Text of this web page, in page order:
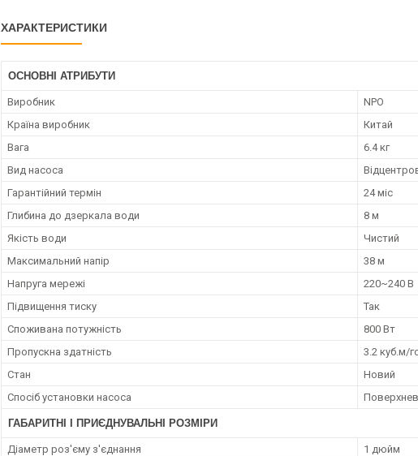
ХАРАКТЕРИСТИКИ
ОСНОВНІ АТРИБУТИ
Виробник
NPO
Країна виробник
Китай
Вага
6.4 кг
Вид насоса
Гарантійний термін
24 міс
Глибина до дзеркала води
8 м
Якість води
Чистий
Максимальний напір
38 м
Напруга мережі
220~240 В
Підвищення тиску
Так
Споживана потужність
800 Вт
Пропускна здатність
3.2 куб.м/
Стан
Новий
Спосіб установки насоса
ГАБАРИТНІ І ПРИЄДНУВАЛЬНІ РОЗМІРИ
Діаметр роз'єму з'єднання 1 дюйм